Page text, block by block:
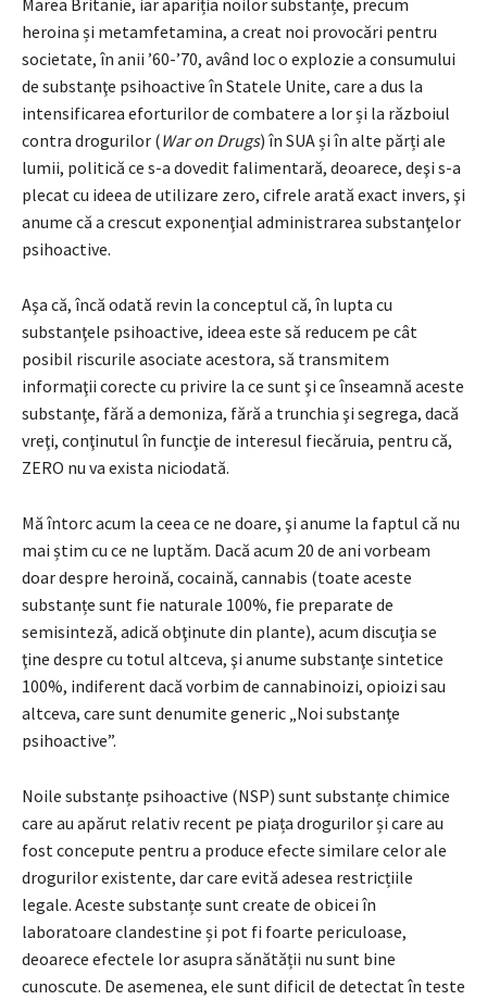
heroina și metamfetamina, a creat noi provocări pentru
societate, în anii ’60-’70, având loc o explozie a consumului
de substanţe psihoactive în Statele Unite, care a dus la
intensificarea eforturilor de combatere a lor și la războiul
contra drogurilor (War on Drugs) în SUA și în alte părți ale
lumii, politică ce s-a dovedit falimentară, deoarece, deşi s-a
plecat cu ideea de utilizare zero, cifrele arată exact invers, şi
anume că a crescut exponenţial administrarea substanţelor
psihoactive.
Aşa că, încă odată revin la conceptul că, în lupta cu
substanţele psihoactive, ideea este să reducem pe cât
posibil riscurile asociate acestora, să transmitem
informaţii corecte cu privire la ce sunt şi ce înseamnă aceste
substanţe, fără a demoniza, fără a trunchia şi segrega, dacă
vreţi, conţinutul în funcţie de interesul fiecăruia, pentru că,
ZERO nu va exista niciodată.
Mă întorc acum la ceea ce ne doare, şi anume la faptul că nu
mai știm cu ce ne luptăm. Dacă acum 20 de ani vorbeam
doar despre heroină, cocaină, cannabis (toate aceste
substanțe sunt fie naturale 100%, fie preparate de
semisinteză, adică obţinute din plante), acum discuţia se
ţine despre cu totul altceva, şi anume substanţe sintetice
100%, indiferent dacă vorbim de cannabinoizi, opioizi sau
altceva, care sunt denumite generic „Noi substanţe
psihoactive”.
Noile substanțe psihoactive (NSP) sunt substanțe chimice
care au apărut relativ recent pe piața drogurilor și care au
fost concepute pentru a produce efecte similare celor ale
drogurilor existente, dar care evită adesea restricțiile
legale. Aceste substanțe sunt create de obicei în
laboratoare clandestine și pot fi foarte periculoase,
deoarece efectele lor asupra sănătății nu sunt bine
cunoscute. De asemenea, ele sunt dificil de detectat în teste